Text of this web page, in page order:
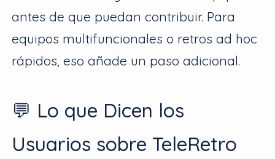
antes de que puedan contribuir. Para
equipos multifuncionales o retros ad hoc
rápidos, eso añade un paso adicional.
💬 Lo que Dicen los
Usuarios sobre TeleRetro